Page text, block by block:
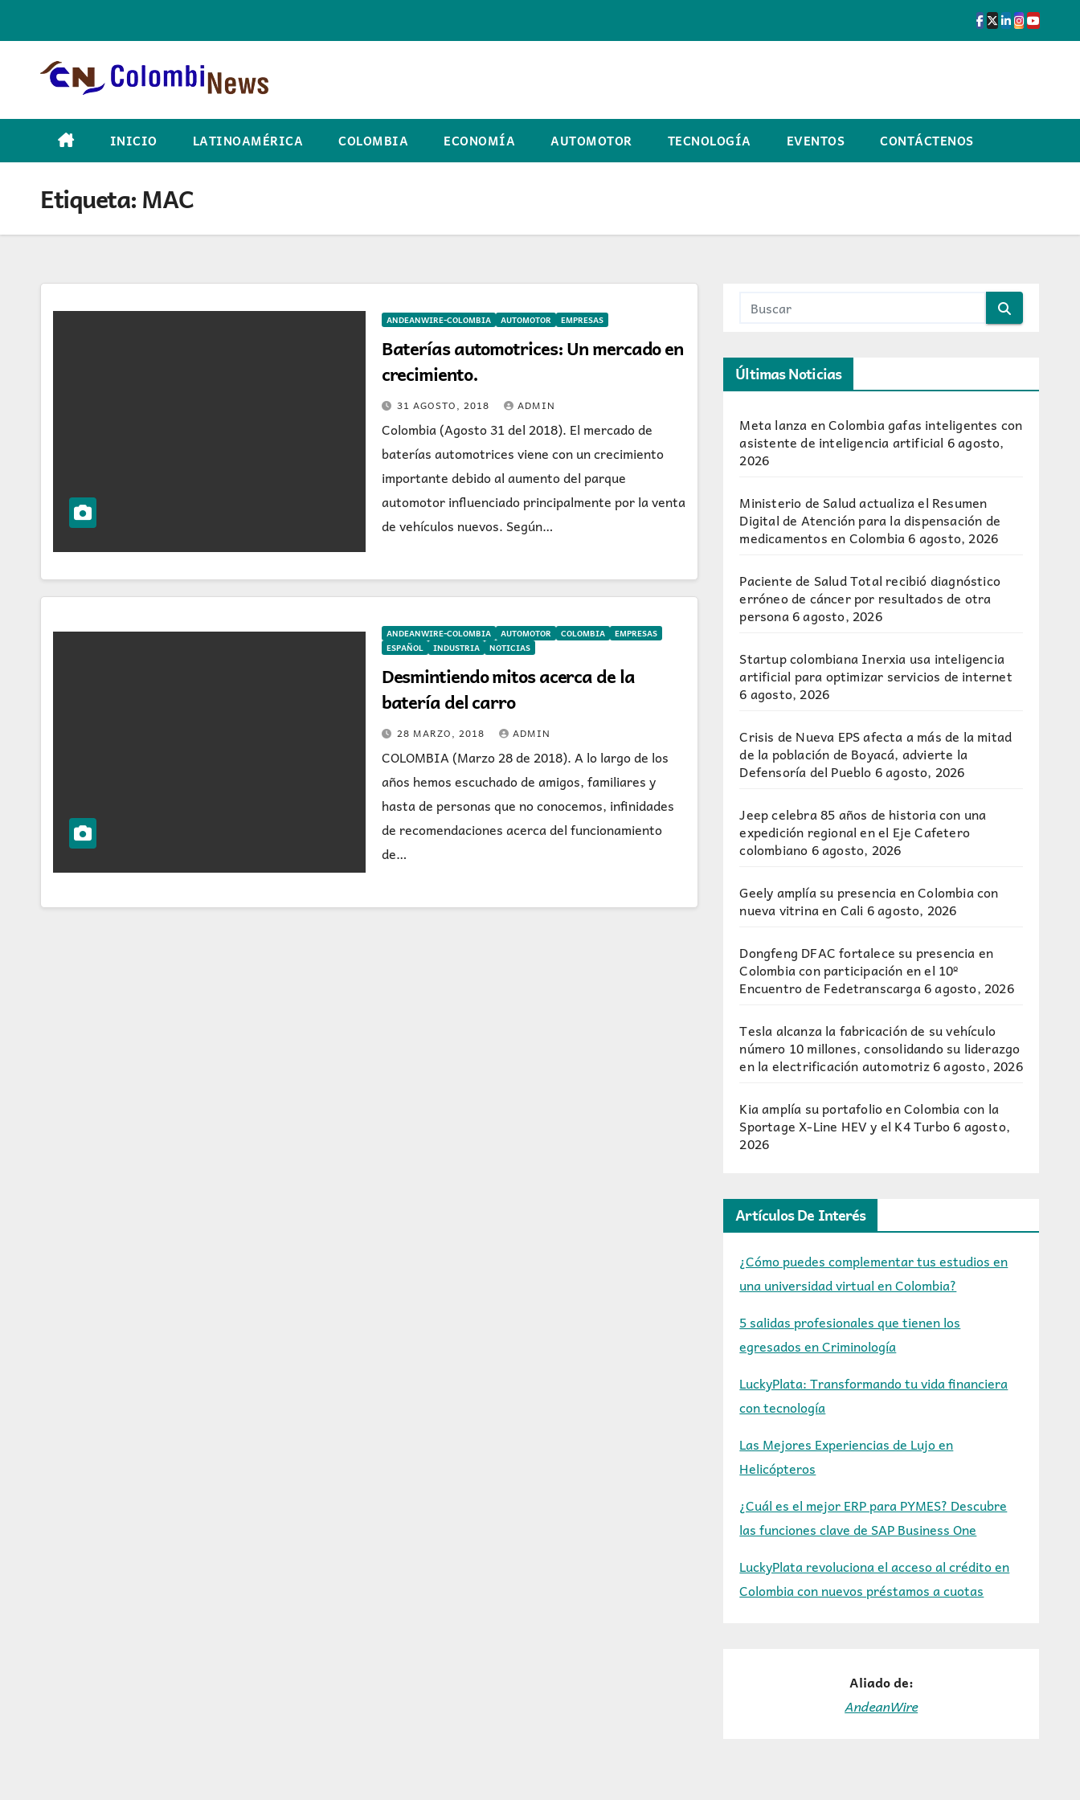
INICIO LATINOAMÉRICA COLOMBIA ECONOMÍA AUTOMOTOR TECNOLOGÍA EVENTOS CONTÁCTENOS
Etiqueta:MAC
ANDEANWIRE-COLOMBIA AUTOMOTOR EMPRESAS
Baterías automotrices: Un mercado en
crecimiento.
31 AGOSTO, 2018 ADMIN
Colombia (Agosto 31 del 2018). El mercado de
baterías automotrices viene con un crecimiento
importante debido al aumento del parque
automotor influenciado principalmente por la venta
de vehículos nuevos. Según…
ANDEANWIRE-COLOMBIA AUTOMOTOR COLOMBIA
EMPRESAS
ESPAÑOL
INDUSTRIA NOTICIAS
Desmintiendo mitos acerca de la
batería del carro
28 MARZO, 2018 ADMIN
COLOMBIA (Marzo 28 de 2018). A lo largo de los
años hemos escuchado de amigos, familiares y
hasta de personas que no conocemos, infinidades
de recomendaciones acerca del funcionamiento
de…
Últimas Noticias
Meta lanza en Colombia gafas inteligentes con
asistente de inteligencia artificial 6 agosto,
2026
Ministerio de Salud actualiza el Resumen
Digital de Atención para la dispensación de
medicamentos en Colombia6 agosto, 2026
Paciente de Salud Total recibió diagnóstico
erróneo de cáncer por resultados de otra
persona6 agosto, 2026
Startup colombiana Inerxia usa inteligencia
artificial para optimizar servicios de internet
6 agosto, 2026
Crisis de Nueva EPS afecta a más de la mitad
de la población de Boyacá, advierte la
Defensoría del Pueblo6 agosto, 2026
Jeep celebra 85 años de historia con una
expedición regional en el Eje Cafetero
colombiano6 agosto, 2026
Geely amplía su presencia en Colombia con
nueva vitrina en Cali 6 agosto, 2026
Dongfeng DFAC fortalece su presencia en
Colombia con participación en el 10º
Encuentro de Fedetranscarga6 agosto, 2026
Tesla alcanza la fabricación de su vehículo
número 10 millones, consolidando su liderazgo
en la electrificación automotriz6 agosto, 2026
Kia amplía su portafolio en Colombia con la
Sportage X-Line HEV y el K4 Turbo6 agosto,
2026
Artículos De Interés
¿Cómo puedes complementar tus estudios en
una universidad virtual en Colombia?
5 salidas profesionales que tienen los
egresados en Criminología
LuckyPlata: Transformando tu vida financiera
con tecnología
Las Mejores Experiencias de Lujo en
Helicópteros
¿Cuál es el mejor ERP para PYMES? Descubre
las funciones clave de SAP Business One
LuckyPlata revoluciona el acceso al crédito en
Colombia con nuevos préstamos a cuotas
Aliado de:
AndeanWire